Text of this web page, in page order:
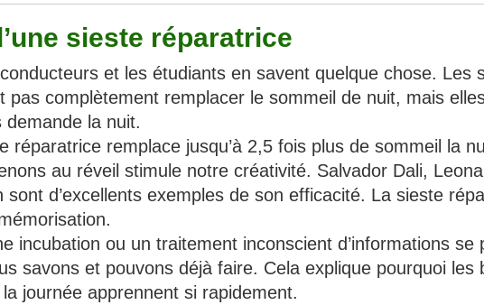
sieste réparatrice
et les étudiants en savent quelque chose. Les
pas complètement remplacer le sommeil de nuit, mais
demande la nuit.
réparatrice remplace jusqu’à 2,5 fois plus de sommeil la
au réveil stimule notre créativité. Salvador Dali,
sont d’excellents exemples de son efficacité. La sieste
incubation ou un traitement inconscient d’informations se
savons et pouvons déjà faire. Cela explique pourquoi les
journée apprennent si rapidement.